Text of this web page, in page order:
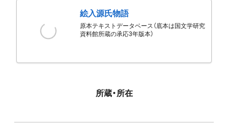
絵入源氏物語
原本テキストデータベース（底本は国文学研究
資料館所蔵の承応3年版本）
所蔵・所在